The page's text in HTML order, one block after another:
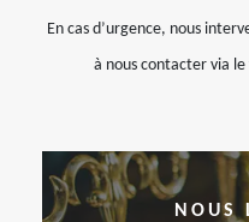
En cas d’urgence, nous
à nous contacter via
NOUS